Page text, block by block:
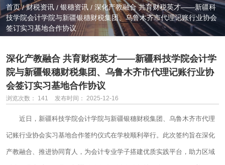
全国服务热线
0991-3822222
公司门店地址
新疆乌市新医路89号新星大厦14楼
首页/财税资讯 / 银穗资讯 / 深化产教融合 共育财税英才——新疆科
技学院会计学院与新疆银穗财税集团、乌鲁木齐市代理记账行业协会
签订实习基地合作协议
深化产教融合 共育财税英才——新疆科技学院会计学
院与新疆银穗财税集团、乌鲁木齐市代理记账行业协
会签订实习基地合作协议
浏览次数： 141 发布时间： 2025-12-16
近日，新疆科技学院会计学院与新疆银穗财税集团、乌鲁木齐市代理
记账行业协会实习基地合作签约仪式在学校顺利举行。此次签约旨在深化
产教融合、推进协同育人，为会计专业学子搭建优质实践平台，助力区域